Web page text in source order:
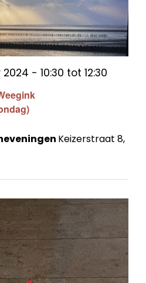
- 10:30 tot 12:30
Keizerstraat 8,